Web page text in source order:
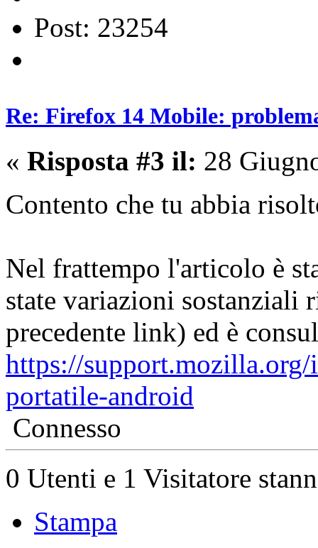
Post: 23254
Re: Firefox 14 Mobile:
« Risposta #3 il: 28
Contento che tu abbia
Nel frattempo l'articolo è
state variazioni sostanziali
precedente link) ed è
https://
portatile-android
Connesso
0 Utenti e 1 Visitatore
Stampa